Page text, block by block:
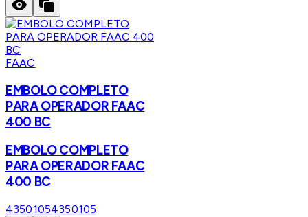
FAAC
EMBOLO COMPLETO
PARA OPERADOR FAAC
400 BC
EMBOLO COMPLETO
PARA OPERADOR FAAC
400 BC
43501054350105